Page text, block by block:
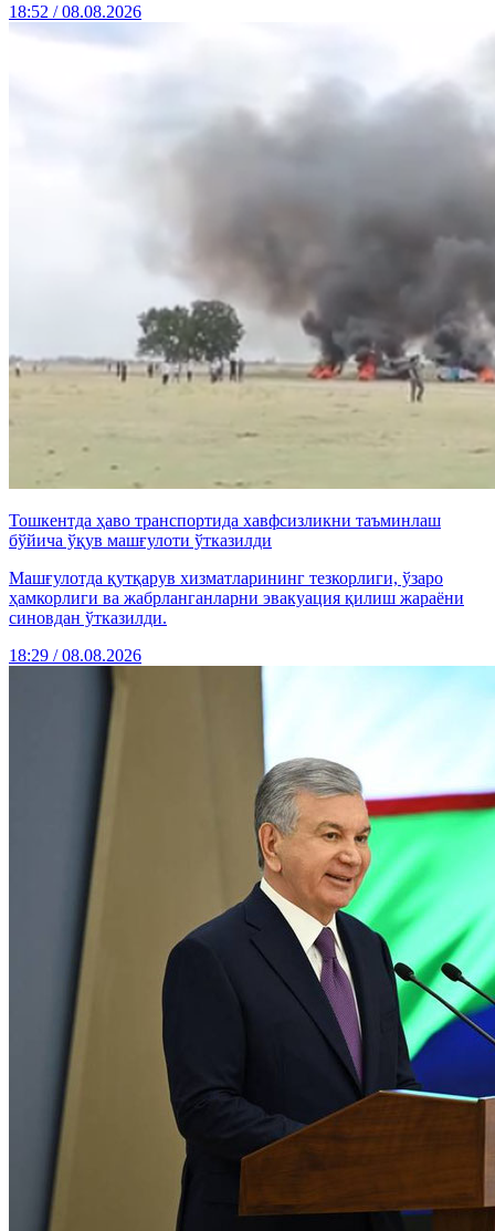
18:52 / 08.08.2026
Тошкентда ҳаво транспортида хавфсизликни таъминлаш
бўйича ўқув машғулоти ўтказилди
Машғулотда қутқарув хизматларининг тезкорлиги, ўзаро
ҳамкорлиги ва жабрланганларни эвакуация қилиш жараёни
синовдан ўтказилди.
18:29 / 08.08.2026